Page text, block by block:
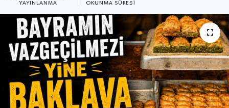
YAYINLANMA OKUNMA SÜRESI